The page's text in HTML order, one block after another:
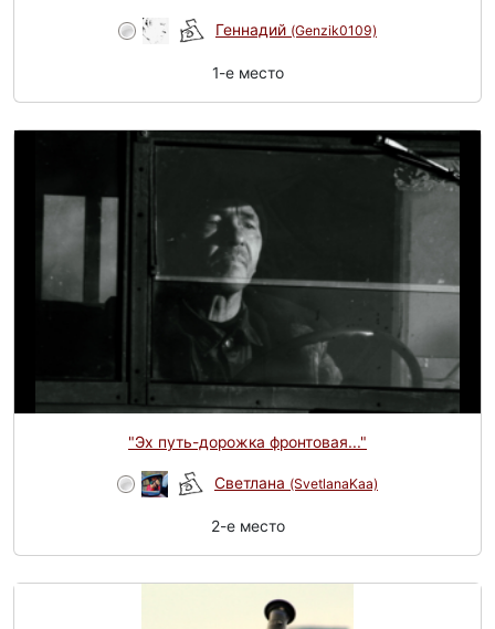
Геннадий (Genzik0109)
1-e место
"Эх путь-доpожка фронтовая..."
Светлана (SvetlanaKaa)
2-e место